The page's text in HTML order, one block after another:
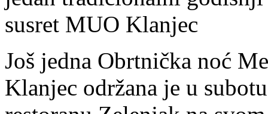
Još jedna Obrtnička noć
Klanjec održana je u